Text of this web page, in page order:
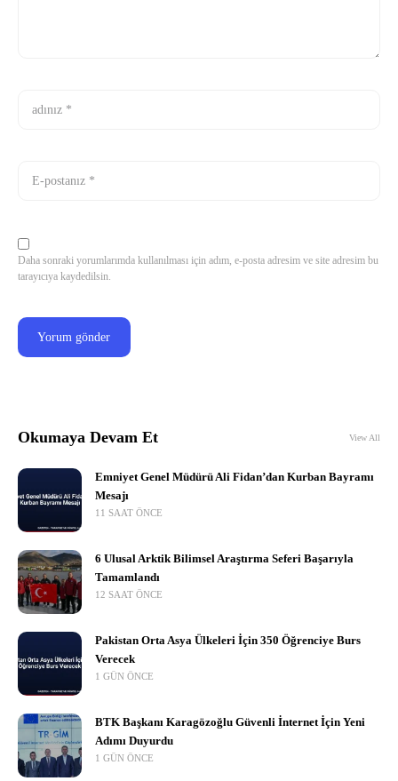
Daha sonraki yorumlarımda kullanılması için adım, e-posta adresim ve site adresim bu
tarayıcıya kaydedilsin.
Okumaya Devam Et View All
Emniyet Genel Müdürü Ali Fidan’dan Kurban Bayramı
Mesajı
11 SAAT ÖNCE
6 Ulusal Arktik Bilimsel Araştırma Seferi Başarıyla
Tamamlandı
12 SAAT ÖNCE
Pakistan Orta Asya Ülkeleri İçin 350 Öğrenciye Burs
Verecek
1 GÜN ÖNCE
BTK Başkanı Karagözoğlu Güvenli İnternet İçin Yeni
Adımı Duyurdu
1 GÜN ÖNCE